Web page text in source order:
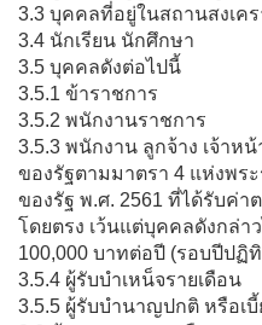
3.3 บุคคลที่อยู่ในสถานสงเค
3.4 นักเรียน นักศึกษา
3.5 บุคคลดังต่อไปนี้
3.5.1 ข้าราชการ
3.5.2 พนักงานราชการ
3.5.3 พนักงาน ลูกจ้าง เจ้าห
ของรัฐตามมาตรา 4 แห่งพร
ของรัฐ พ.ศ. 2561 ที่ได้รับค่
โดยตรง เว้นแต่บุคคลดังกล่า
100,000 บาทต่อปี (รอบปีปฏิ
3.5.4 ผู้รับบำเหน็จรายเดือน
3.5.5 ผู้รับบำนาญปกติ หรือเ